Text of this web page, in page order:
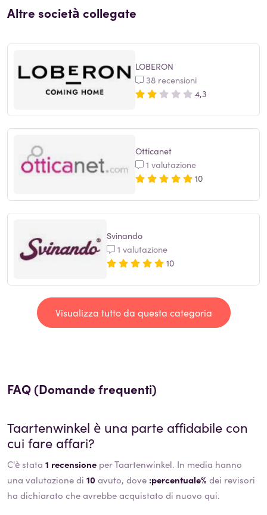
Altre società collegate
LOBERON
38 recensioni
4,3
Otticanet
1 valutazione
10
Svinando
1 valutazione
10
Visualizza tutto da questa categoria
FAQ (Domande frequenti)
Taartenwinkel è una parte affidabile con
cui fare affari?
C'è stata 1 recensione per Taartenwinkel. In media hanno
una valutazione di 10 avuto, dove :percentuale% dei revisori
ha dichiarato che avrebbe acquistato di nuovo qui.